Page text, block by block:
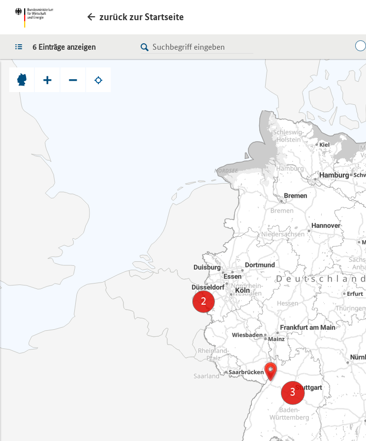
zurück zur Startseite
LISTE
6 Einträge anzeigen
+ −